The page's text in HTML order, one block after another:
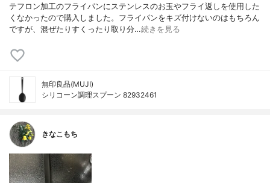
テフロン加工のフライパンにステンレスのお玉やフライ返しを使用した
くなかったので購入しました。フライパンをキズ付けないのはもちろん
ですが、混ぜたりすくったり取り分…続きを見る
無印良品(MUJI)
シリコーン調理スプーン 82932461
きなこもち